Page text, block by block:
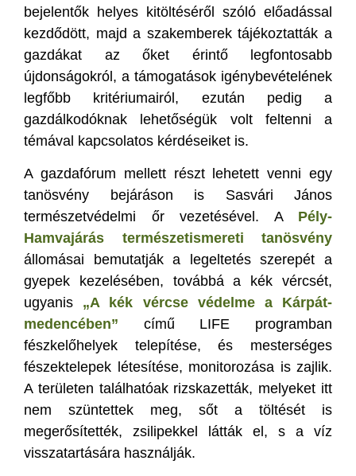
bejelentők helyes kitöltéséről szóló előadással
kezdődött, majd a szakemberek tájékoztatták a
gazdákat az őket érintő legfontosabb
újdonságokról, a támogatások igénybevételének
legfőbb kritériumairól, ezután pedig a
gazdálkodóknak lehetőségük volt feltenni a
témával kapcsolatos kérdéseiket is.
A gazdafórum mellett részt lehetett venni egy
tanösvény bejáráson is Sasvári János
természetvédelmi őr vezetésével. A Pély-
Hamvajárás természetismereti tanösvény
állomásai bemutatják a legeltetés szerepét a
gyepek kezelésében, továbbá a kék vércsét,
ugyanis „A kék vércse védelme a Kárpát-
medencében” című LIFE programban
fészkelőhelyek telepítése, és mesterséges
fészektelepek létesítése, monitorozása is zajlik.
A területen találhatóak rizskazetták, melyeket itt
nem szüntettek meg, sőt a töltését is
megerősítették, zsilipekkel látták el, s a víz
visszatartására használják.